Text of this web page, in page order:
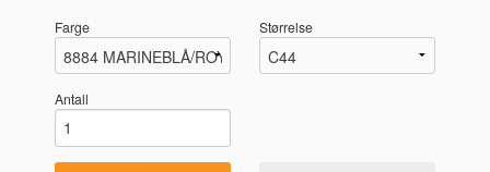
Farge Størrelse
Antall